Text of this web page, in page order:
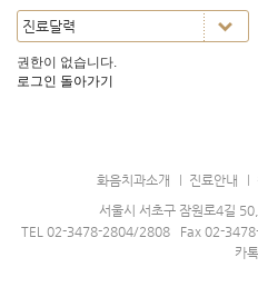
권한이 없습니다.
로그인 돌아가기
화음치과소개 진료안내
서울시 서초구 잠원로4길
TEL 02-3478-2804/2808 Fax 02-
카